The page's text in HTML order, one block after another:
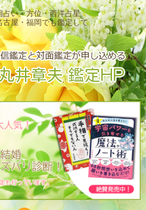
占い・方位・西洋占星
古屋・福岡でも鑑定して